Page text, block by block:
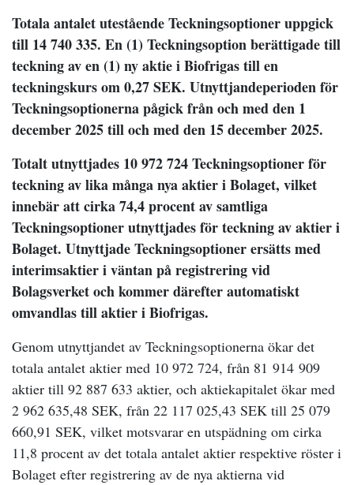
Totala antalet utestående Teckningsoptioner uppgick
till 14 740 335. En (1) Teckningsoption berättigade till
teckning av en (1) ny aktie i Biofrigas till en
teckningskurs om 0,27 SEK. Utnyttjandeperioden för
Teckningsoptionerna pågick från och med den 1
december 2025 till och med den 15 december 2025.
Totalt utnyttjades 10 972 724 Teckningsoptioner för
teckning av lika många nya aktier i Bolaget, vilket
innebär att cirka 74,4 procent av samtliga
Teckningsoptioner utnyttjades för teckning av aktier i
Bolaget. Utnyttjade Teckningsoptioner ersätts med
interimsaktier i väntan på registrering vid
Bolagsverket och kommer därefter automatiskt
omvandlas till aktier i Biofrigas.
Genom utnyttjandet av Teckningsoptionerna ökar det
totala antalet aktier med 10 972 724, från 81 914 909
aktier till 92 887 633 aktier, och aktiekapitalet ökar med
2 962 635,48 SEK, från 22 117 025,43 SEK till 25 079
660,91 SEK, vilket motsvarar en utspädning om cirka
11,8 procent av det totala antalet aktier respektive röster i
Bolaget efter registrering av de nya aktierna vid